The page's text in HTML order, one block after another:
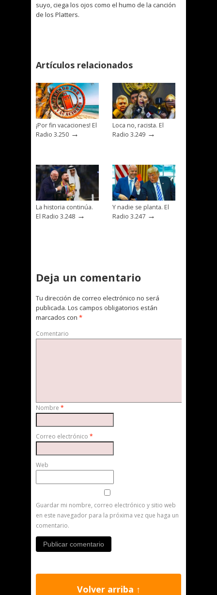
suyo, ciega los ojos como el humo de la canción
de los Platters.
Artículos relacionados
¡Por fin vacaciones! El
Radio 3.250 →
Loca no, racista. El
Radio 3.249 →
La historia continúa.
El Radio 3.248 →
Y nadie se planta. El
Radio 3.247 →
Deja un comentario
Tu dirección de correo electrónico no será
publicada. Los campos obligatorios están
marcados con *
Comentario
Nombre *
Correo electrónico *
Web
Guardar mi nombre, correo electrónico y sitio web
en este navegador para la próxima vez que haga un
comentario.
Volver arriba ↑